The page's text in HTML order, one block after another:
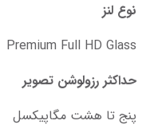
نوع لنز
Premium Full HD Glass
حداکثر رزولوشن تصویر
پنج تا هشت مگاپیکسل